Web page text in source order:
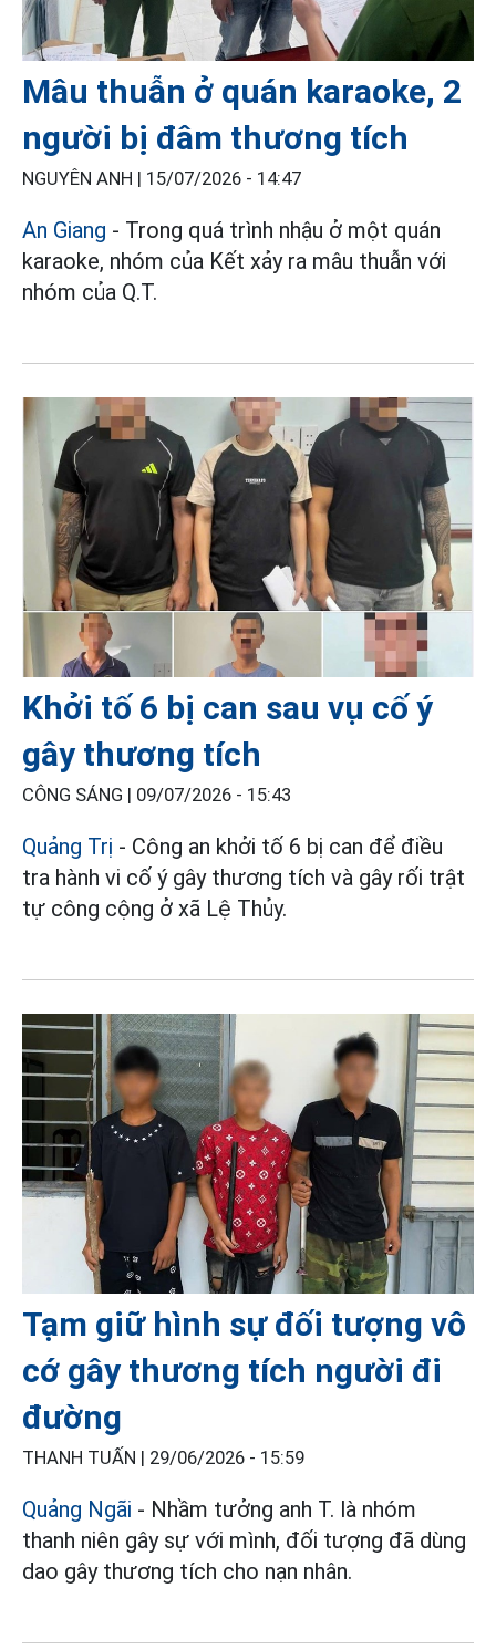
Mâu thuẫn ở quán karaoke, 2
người bị đâm thương tích
NGUYÊN ANH | 15/07/2026 - 14:47
An Giang - Trong quá trình nhậu ở một quán
karaoke, nhóm của Kết xảy ra mâu thuẫn với
nhóm của Q.T.
Khởi tố 6 bị can sau vụ cố ý
gây thương tích
CÔNG SÁNG | 09/07/2026 - 15:43
Quảng Trị - Công an khởi tố 6 bị can để điều
tra hành vi cố ý gây thương tích và gây rối trật
tự công cộng ở xã Lệ Thủy.
Tạm giữ hình sự đối tượng vô
cớ gây thương tích người đi
đường
THANH TUẤN | 29/06/2026 - 15:59
Quảng Ngãi - Nhầm tưởng anh T. là nhóm
thanh niên gây sự với mình, đối tượng đã dùng
dao gây thương tích cho nạn nhân.